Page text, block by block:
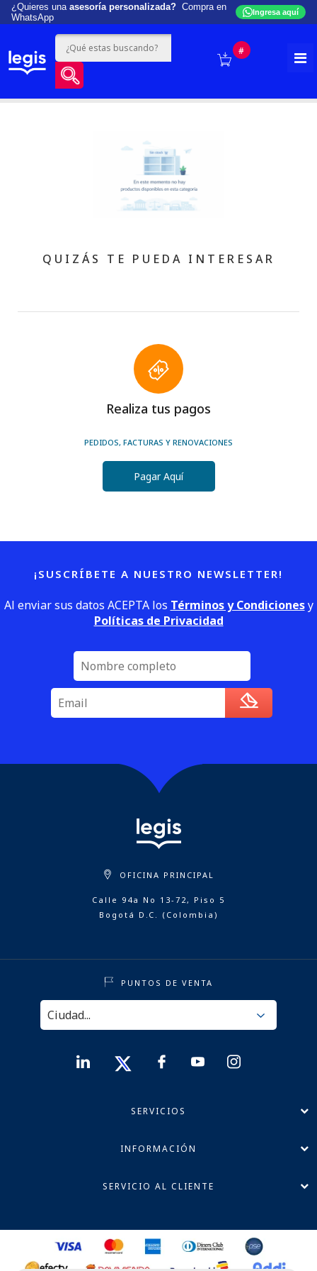
¿Quieres una asesoría personalizada? Compra en
WhatsApp
Ingresa aquí
#
QUIZÁS TE PUEDA INTERESAR
Realiza tus pagos
PEDIDOS, FACTURAS Y RENOVACIONES
Pagar Aquí
¡SUSCRÍBETE A NUESTRO NEWSLETTER!
Al enviar sus datos ACEPTA los Términos y Condicionesy
Políticas de Privacidad
OFICINA PRINCIPAL
Calle 94a No 13-72, Piso 5
Bogotá D.C. (Colombia)
PUNTOS DE VENTA
SERVICIOS
INFORMACIÓN
SERVICIO AL CLIENTE